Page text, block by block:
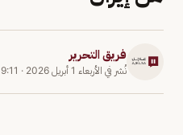
فريق التحرير
نُشر في الأربعاء 1 أبريل 2026 · 9:11 م